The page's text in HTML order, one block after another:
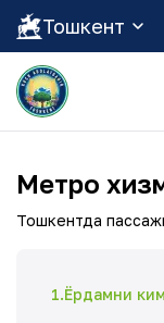
Тошкент
Метро
Тошкентда
1.Ёрдамни